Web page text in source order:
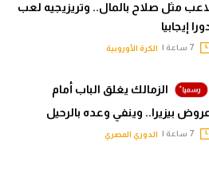
مثل صلاح بالمال.. وتريزيجيه لعب
إيجابيا
الكرة الأوروبية
الزمالك يغلق الباب أمام
بيزيرا.. وينفي وعده بالرحيل
الدوري المصري